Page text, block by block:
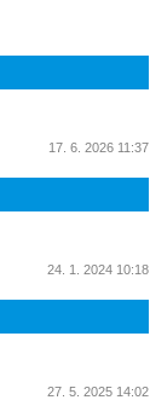
17. 6. 2026 11:37
24. 1. 2024 10:18
27. 5. 2025 14:02